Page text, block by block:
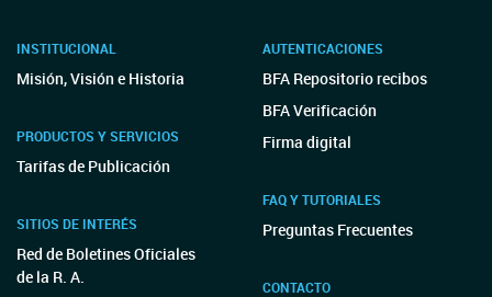
INSTITUCIONAL
Misión, Visión e Historia
PRODUCTOS Y SERVICIOS
Tarifas de Publicación
SITIOS DE INTERÉS
Red de Boletines Oficiales
de la R. A.
AUTENTICACIONES
BFA Repositorio recibos
BFA Verificación
Firma digital
FAQ Y TUTORIALES
Preguntas Frecuentes
CONTACTO